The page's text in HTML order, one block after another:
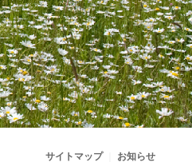
サイトマップ お知らせ